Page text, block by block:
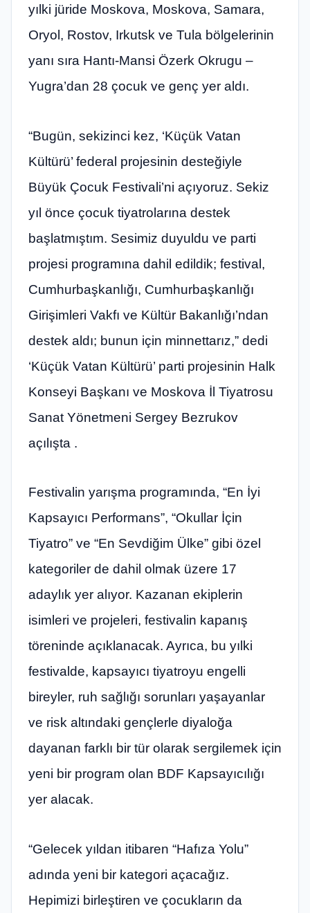
yılki jüride Moskova, Moskova, Samara,
Oryol, Rostov, Irkutsk ve Tula bölgelerinin
yanı sıra Hantı-Mansi Özerk Okrugu –
Yugra’dan 28 çocuk ve genç yer aldı.
“Bugün, sekizinci kez, ‘Küçük Vatan
Kültürü’ federal projesinin desteğiyle
Büyük Çocuk Festivali’ni açıyoruz. Sekiz
yıl önce çocuk tiyatrolarına destek
başlatmıştım. Sesimiz duyuldu ve parti
projesi programına dahil edildik; festival,
Cumhurbaşkanlığı, Cumhurbaşkanlığı
Girişimleri Vakfı ve Kültür Bakanlığı’ndan
destek aldı; bunun için minnettarız,” dedi
‘Küçük Vatan Kültürü’ parti projesinin Halk
Konseyi Başkanı ve Moskova İl Tiyatrosu
Sanat Yönetmeni Sergey Bezrukov
açılışta .
Festivalin yarışma programında, “En İyi
Kapsayıcı Performans”, “Okullar İçin
Tiyatro” ve “En Sevdiğim Ülke” gibi özel
kategoriler de dahil olmak üzere 17
adaylık yer alıyor. Kazanan ekiplerin
isimleri ve projeleri, festivalin kapanış
töreninde açıklanacak. Ayrıca, bu yılki
festivalde, kapsayıcı tiyatroyu engelli
bireyler, ruh sağlığı sorunları yaşayanlar
ve risk altındaki gençlerle diyaloğa
dayanan farklı bir tür olarak sergilemek için
yeni bir program olan BDF Kapsayıcılığı
yer alacak.
“Gelecek yıldan itibaren “Hafıza Yolu”
adında yeni bir kategori açacağız.
Hepimizi birleştiren ve çocukların da